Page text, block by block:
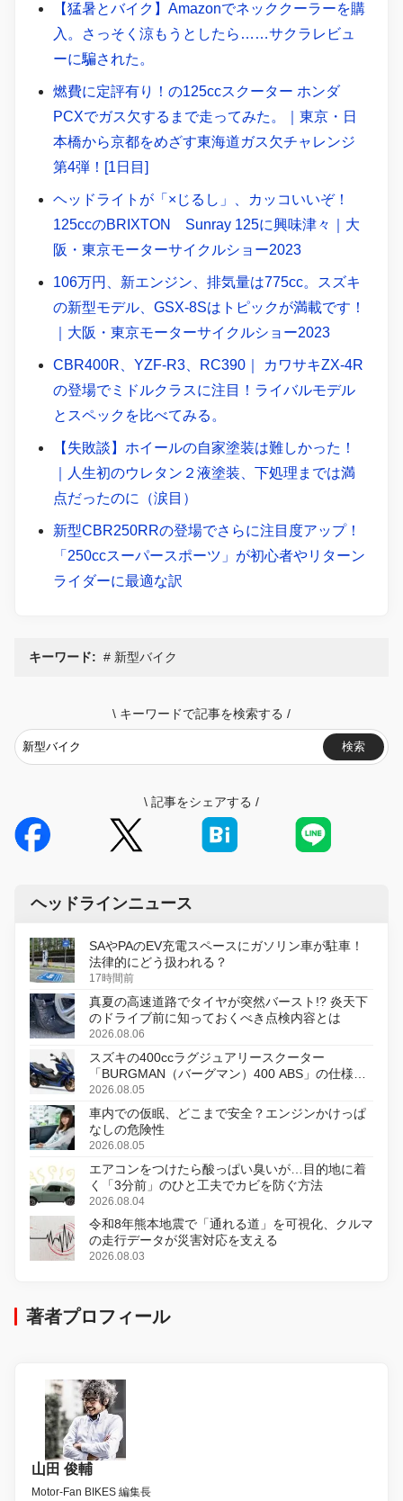
【猛暑とバイク】Amazonでネッククーラーを購
入。さっそく涼もうとしたら……サクラレビュ
ーに騙された。
燃費に定評有り！の125ccスクーター ホンダ
PCXでガス欠するまで走ってみた。｜東京・日
本橋から京都をめざす東海道ガス欠チャレンジ
第4弾！[1日目]
ヘッドライトが「×じるし」、カッコいいぞ！
125ccのBRIXTON Sunray 125に興味津々｜大
阪・東京モーターサイクルショー2023
106万円、新エンジン、排気量は775cc。スズキ
の新型モデル、GSX-8Sはトピックが満載です！
｜大阪・東京モーターサイクルショー2023
CBR400R、YZF-R3、RC390｜ カワサキZX-4R
の登場でミドルクラスに注目！ライバルモデル
とスペックを比べてみる。
【失敗談】ホイールの自家塗装は難しかった！
｜人生初のウレタン２液塗装、下処理までは満
点だったのに（涙目）
新型CBR250RRの登場でさらに注目度アップ！
「250ccスーパースポーツ」が初心者やリターン
ライダーに最適な訳
キーワード: 新型バイク
\ キーワードで記事を検索する /
検索
\ 記事をシェアする /
ヘッドラインニュース
SAやPAのEV充電スペースにガソリン車が駐車！
法律的にどう扱われる？
17時間前
真夏の高速道路でタイヤが突然バースト!? 炎天下
のドライブ前に知っておくべき点検内容とは
2026.08.06
スズキの400ccラグジュアリースクーター
「BURGMAN（バーグマン）400 ABS」の仕様を
変更し、8月18日に発売
2026.08.05
車内での仮眠、どこまで安全？エンジンかけっぱ
なしの危険性
2026.08.05
エアコンをつけたら酸っぱい臭いが…目的地に着
く「3分前」のひと工夫でカビを防ぐ方法
2026.08.04
令和8年熊本地震で「通れる道」を可視化、クルマ
の走行データが災害対応を支える
2026.08.03
著者プロフィール
山田 俊輔
Motor-Fan BIKES 編集長